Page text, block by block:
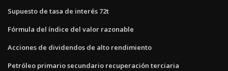
Supuesto de tasa de interés 72t
Fórmula del índice del valor razonable
Acciones de dividendos de alto rendimiento
Petróleo primario secundario recuperación terciaria